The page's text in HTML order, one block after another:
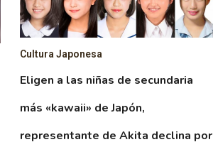
Cultura Japonesa
Eligen a las niñas de secundaria
más «kawaii» de Japón,
representante de Akita declina por